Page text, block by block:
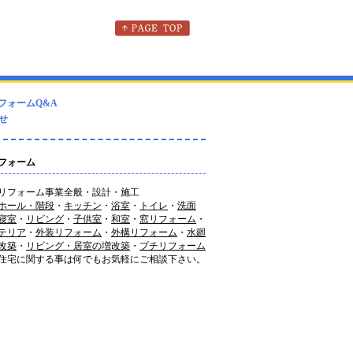
ォームQ&A
ォーム
フォーム事業全般・設計・施工
ール・階段 ・ キッチン ・ 浴室 ・ トイレ ・ 洗面
室 ・ リビング ・ 子供室 ・ 和室 ・ 窓リフォーム ・
リア ・ 外装リフォーム ・ 外構リフォーム ・ 水廻
築 ・ リビング・居室の増改築 ・ プチリフォーム
宅に関する事は何でもお気軽にご相談下さい。